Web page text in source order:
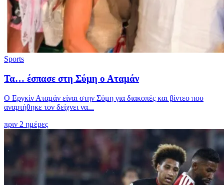
Sports
Τα… έσπασε στη Σύμη ο Αταμάν
Ο Εργκίν Αταμάν είναι στην Σύμη για διακοπές και βίντεο που
αναρτήθηκε τον δείχνει να...
πριν 2 ημέρες